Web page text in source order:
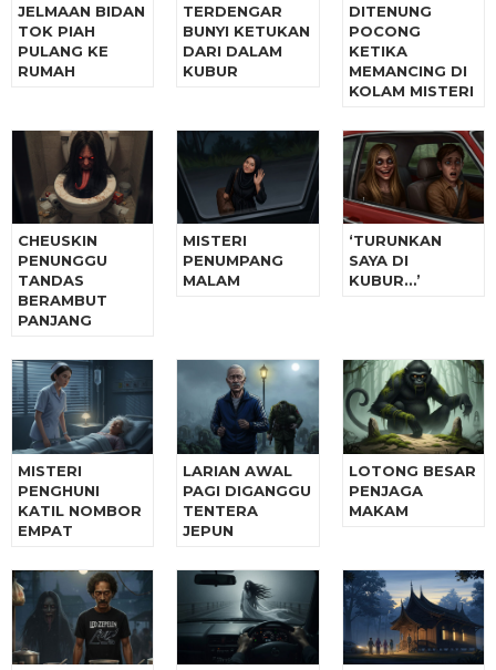
JELMAAN BIDAN
TOK PIAH
PULANG KE
RUMAH
TERDENGAR
BUNYI KETUKAN
DARI DALAM
KUBUR
DITENUNG
POCONG
KETIKA
MEMANCING DI
KOLAM MISTERI
CHEUSKIN
PENUNGGU
TANDAS
BERAMBUT
PANJANG
MISTERI
PENUMPANG
MALAM
‘TURUNKAN
SAYA DI
KUBUR…’
MISTERI
PENGHUNI
KATIL NOMBOR
EMPAT
LARIAN AWAL
PAGI DIGANGGU
TENTERA
JEPUN
LOTONG BESAR
PENJAGA
MAKAM